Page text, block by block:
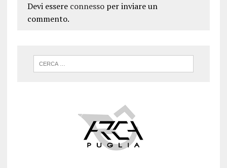
Devi essere connessoper inviare un
commento.